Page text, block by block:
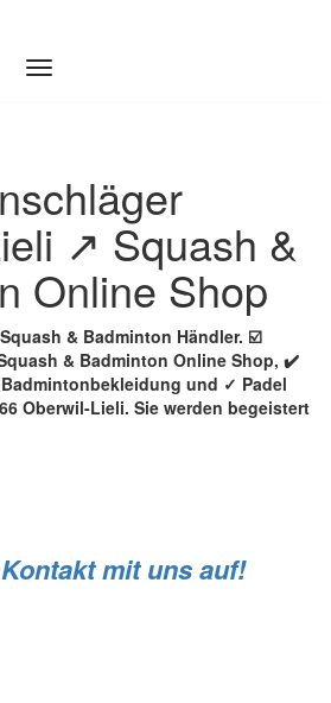
↗️ Squash &
Online Shop
& Badminton Händler. ☑️
& Badminton Online Shop, ✔️
und ✓ Padel
Oberwil-Lieli. Sie werden begeistert
mit uns auf!